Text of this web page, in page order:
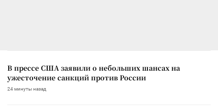
В прессе США заявили о небольших шансах на
ужесточение санкций против России
24 минуты назад